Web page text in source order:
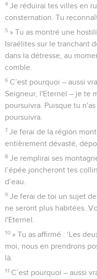
4 Je réduirai tes villes en
consternation. Tu
5 » Tu as montré une
Israélites sur le tranchant
dans la détresse, au
comble.
6 C’est pourquoi – aussi
Seigneur, l'Eternel – je te
poursuivra. Puisque tu
poursuivra.
7 Je ferai de la région
entièrement dévasté,
8 Je remplirai ses
l’épée joncheront tes
d’eau.
9 Je ferai de toi un sujet
ne seront plus habitées.
l'Eternel.
10 » Tu as affirmé : ‘Les
moi, nous en prendrons
là.
11 C’est pourquoi – aussi